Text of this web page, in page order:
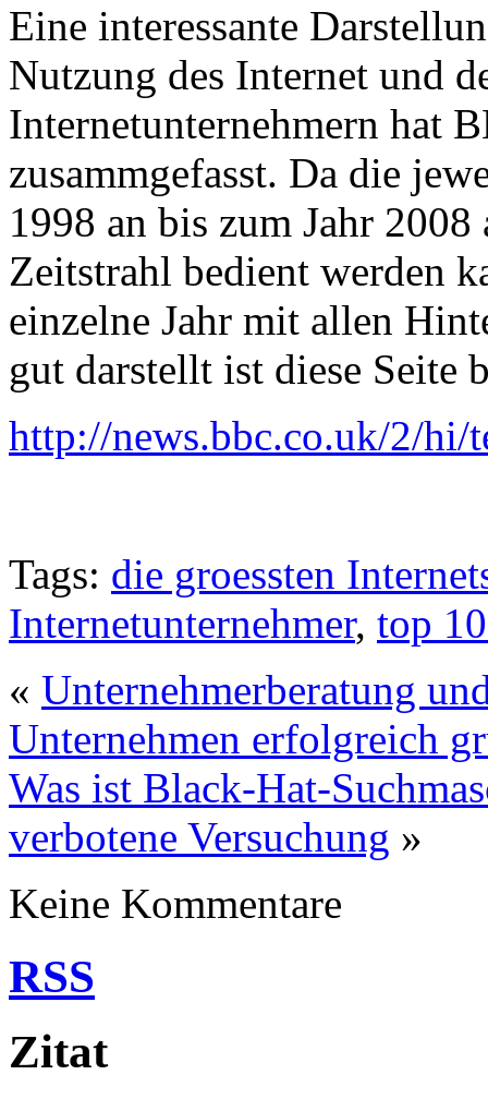
Eine interessante
Nutzung des Internet und
Internetunternehmern hat
zusammgefasst. Da die
1998 an bis zum Jahr
Zeitstrahl bedient werden
einzelne Jahr mit allen
gut darstellt ist diese Seite
http://news.bbc.co.uk/2/hi/
Tags: die groessten
Internetunternehmer, top
« Unternehmerberatung
Unternehmen erfolgreich
Was ist Black-Hat-
verbotene Versuchung »
Keine Kommentare
RSS
Zitat